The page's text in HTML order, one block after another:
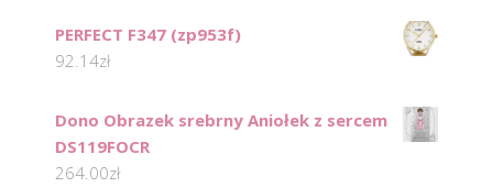
PERFECT F347 (zp953f)
92.14zł
Dono Obrazek srebrny Aniołek z sercem
DS119FOCR
264.00zł